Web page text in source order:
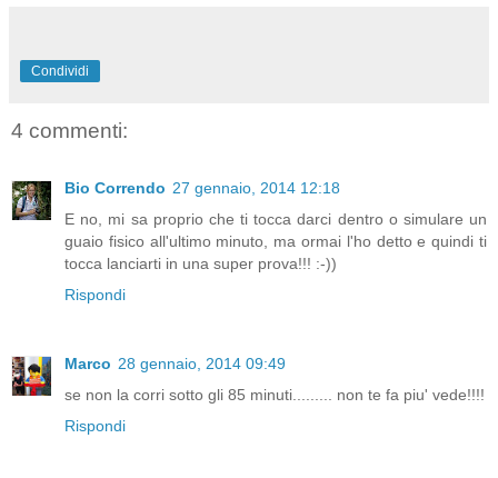
Condividi
4 commenti:
Bio Correndo 27 gennaio, 2014 12:18
E no, mi sa proprio che ti tocca darci dentro o simulare un
guaio fisico all'ultimo minuto, ma ormai l'ho detto e quindi ti
tocca lanciarti in una super prova!!! :-))
Rispondi
Marco 28 gennaio, 2014 09:49
se non la corri sotto gli 85 minuti......... non te fa piu' vede!!!!
Rispondi